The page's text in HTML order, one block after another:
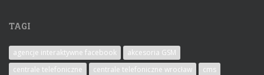
TAGI
agencje interaktywne facebook
akcesoria GSM
centrale telefoniczne
centrale telefoniczne wrocław
cms